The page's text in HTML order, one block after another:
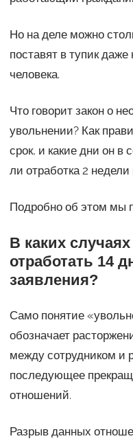
Но на деле можно
поставят в тупик
человека.
Что говорит закон о
увольнении? Как
срок, и какие дни он в
ли отработка 2
Подробно об этом мы
В каких
отработать 14
заявления?
Само понятие
обозначает
между сотрудником и
последующее
отношений.
Разрыв данных